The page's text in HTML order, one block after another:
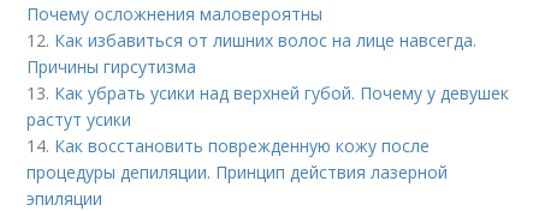
Почему осложнения маловероятны
12. Как избавиться от лишних волос на лице навсегда.
Причины гирсутизма
13. Как убрать усики над верхней губой. Почему у девушек
растут усики
14. Как восстановить поврежденную кожу после
процедуры депиляции. Принцип действия лазерной
эпиляции